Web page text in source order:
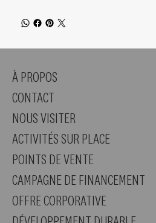
À PROPOS
CONTACT
NOUS VISITER
ACTIVITÉS SUR PLACE
POINTS DE VENTE
CAMPAGNE DE FINANCEMENT
OFFRE CORPORATIVE